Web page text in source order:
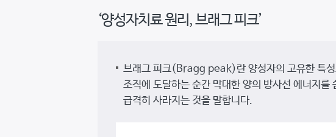
‘양성자치료 원리, 브래그 피크’
브래그 피크(Bragg peak)란 양성자의 고유한 특성
조직에 도달하는 순간 막대한 양의 방사선 에너지
급격히 사라지는 것을 말합니다.